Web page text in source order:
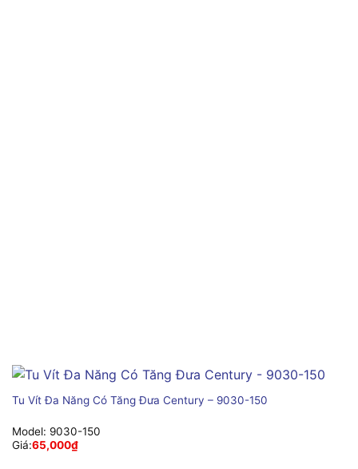
Tu Vít Đa Năng Có Tăng Đưa Century – 9030-150
Model: 9030-150
Giá:65,000₫